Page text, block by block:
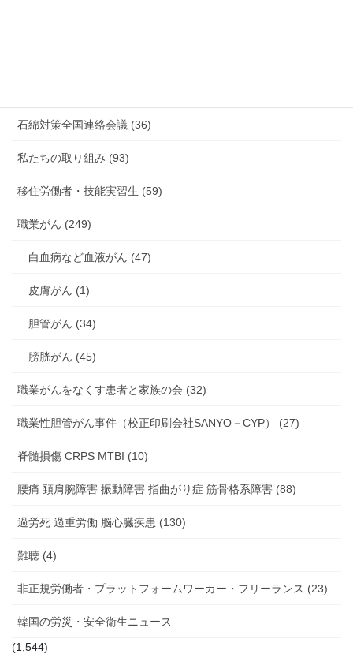
石綿対策全国連絡会議 (36)
私たちの取り組み (93)
移住労働者・技能実習生 (59)
職業がん (249)
白血病など血液がん (47)
皮膚がん (1)
胆管がん (34)
膀胱がん (45)
職業がんをなくす患者と家族の会 (32)
職業性胆管がん事件（校正印刷会社SANYO－CYP） (27)
脊髄損傷 CRPS MTBI (10)
腰痛 頚肩腕障害 振動障害 指曲がり症 筋骨格系障害 (88)
過労死 過重労働 脳心臓疾患 (130)
難聴 (4)
非正規労働者・プラットフォームワーカー・フリーランス (23)
韓国の労災・安全衛生ニュース
(1,544)